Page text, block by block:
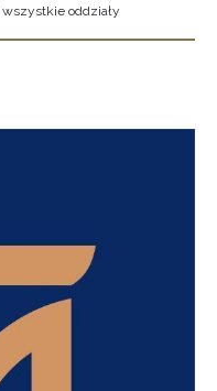
wszystkie oddziały